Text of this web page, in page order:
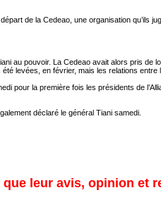
de la Cedeao, une organisation qu’ils
au pouvoir. La Cedeao avait alors pris de
levées, en février, mais les relations
pour la première fois les présidents de
déclaré le général Tiani samedi.
leur avis, opinion et